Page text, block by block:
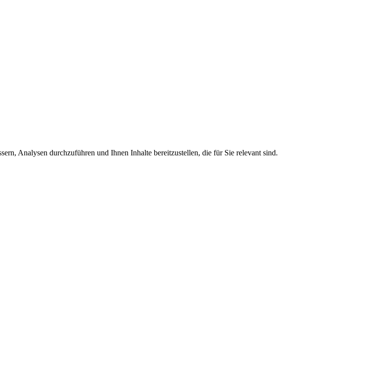
Analysen durchzuführen und Ihnen Inhalte bereitzustellen, die für Sie relevant sind.